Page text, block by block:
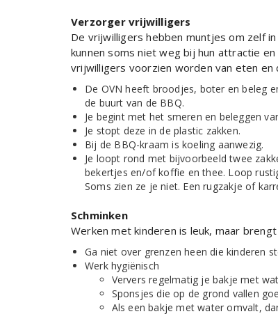
Verzorger vrijwilligers
De vrijwilligers hebben muntjes om zelf
kunnen soms niet weg bij hun attractie
vrijwilligers voorzien worden van eten en
De OVN heeft broodjes, boter en beleg
de buurt van de BBQ.
Je begint met het smeren en beleggen
Je stopt deze in de plastic zakken.
Bij de BBQ-kraam is koeling aanwezig.
Je loopt rond met bijvoorbeeld twee
bekertjes en/of koffie en thee. Loop
Soms zien ze je niet. Een rugzakje of
Schminken
Werken met kinderen is leuk, maar
Ga niet over grenzen heen die kinderen
Werk hygiënisch
Ververs regelmatig je bakje met
Sponsjes die op de grond vallen
Als een bakje met water omvalt,